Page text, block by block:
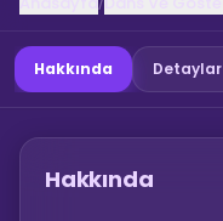
Hakkında Detaylar
Hakkında